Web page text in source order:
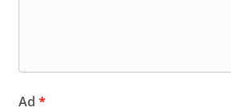
Ad *